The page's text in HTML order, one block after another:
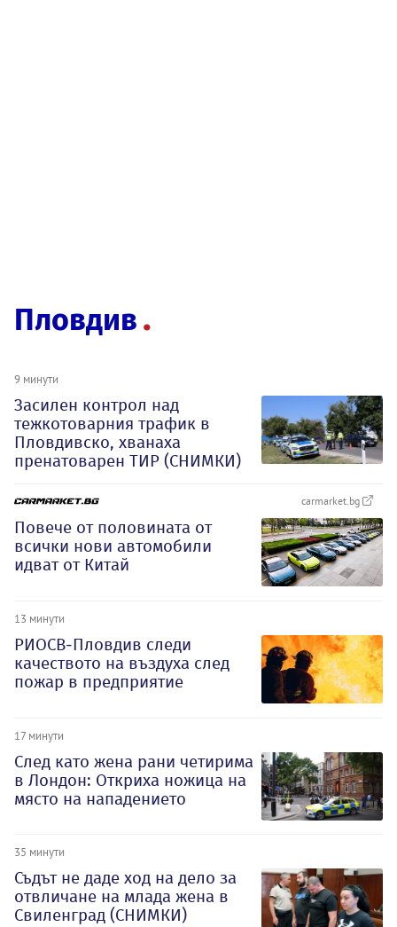
Пловдив
9 минути
Засилен контрол над
тежкотоварния трафик в
Пловдивско, хванаха
пренатоварен ТИР (СНИМКИ)
carmarket.bg
Повече от половината от
всички нови автомобили
идват от Китай
13 минути
РИОСВ-Пловдив следи
качеството на въздуха след
пожар в предприятие
17 минути
След като жена рани четирима
в Лондон: Откриха ножица на
място на нападението
35 минути
Съдът не даде ход на дело за
отвличане на млада жена в
Свиленград (СНИМКИ)